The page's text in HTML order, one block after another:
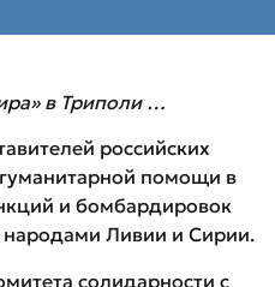
в Триполи …
российских
помощи в
и бомбардировок
народами Ливии и Сирии.
солидарности с